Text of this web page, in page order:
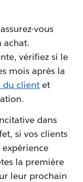
vous
achat.
vérifiez si le
mois après la
du client et
dans
si vos clients
la première
leur prochain